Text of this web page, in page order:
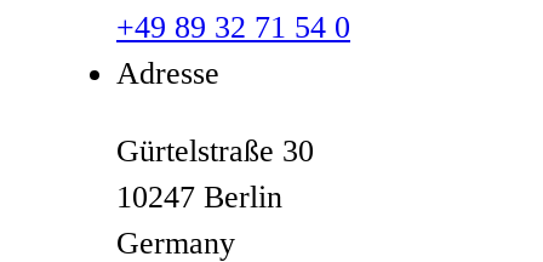
+49 89 32 71 54 0
Adresse
Gürtelstraße 30
10247 Berlin
Germany